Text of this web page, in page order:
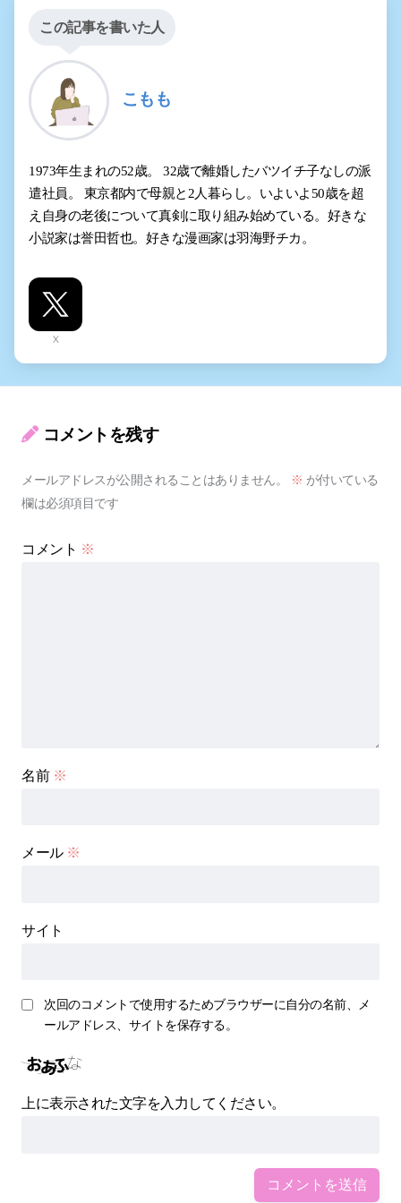
この記事を書いた人
こもも
1973年生まれの52歳。 32歳で離婚したバツイチ子なしの派
遣社員。 東京都内で母親と2人暮らし。いよいよ50歳を超
え自身の老後について真剣に取り組み始めている。好きな
小説家は誉田哲也。好きな漫画家は羽海野チカ。
X
コメントを残す
メールアドレスが公開されることはありません。 ※ が付いている
欄は必須項目です
コメント ※
名前 ※
メール ※
サイト
次回のコメントで使用するためブラウザーに自分の名前、メ
ールアドレス、サイトを保存する。
上に表示された文字を入力してください。